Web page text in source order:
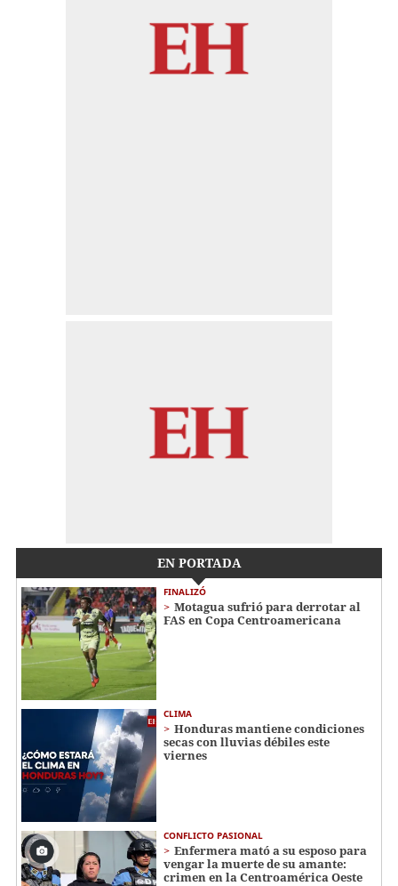
EN PORTADA
FINALIZÓ
Motagua sufrió para derrotar al
FAS en Copa Centroamericana
CLIMA
Honduras mantiene condiciones
secas con lluvias débiles este
viernes
CONFLICTO PASIONAL
Enfermera mató a su esposo para
vengar la muerte de su amante:
crimen en la Centroamérica Oeste